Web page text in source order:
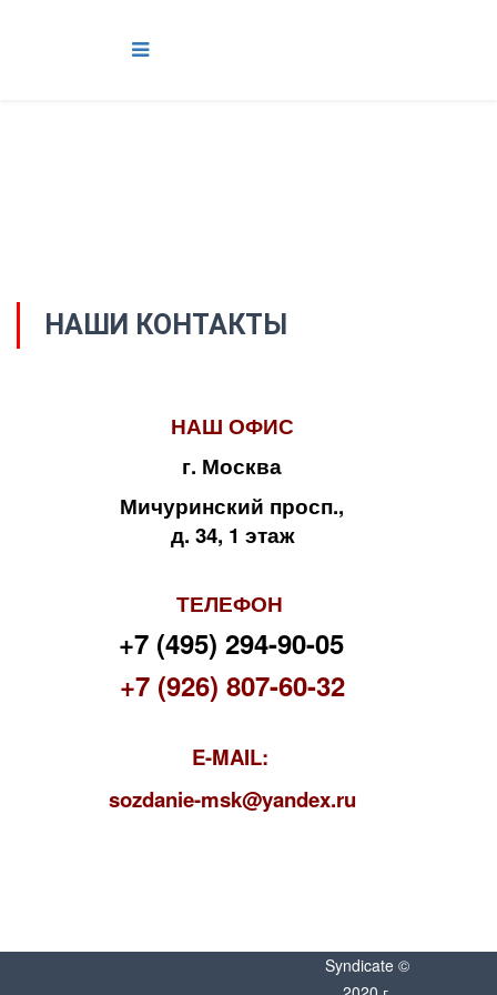
НАШИ КОНТАКТЫ
НАШ ОФИС
г. Москва
Мичуринский просп.,
д. 34, 1 этаж
ТЕЛЕФОН
+7 (495) 294-90-05
+7 (926) 807-60-32
E-MAIL:
sozdanie-msk@yandex.ru
Syndicate ©